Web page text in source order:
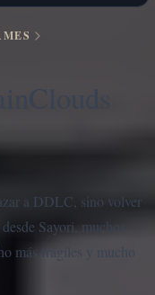
a DDLC, sino volver
Sayori, muchos
más frágiles y mucho